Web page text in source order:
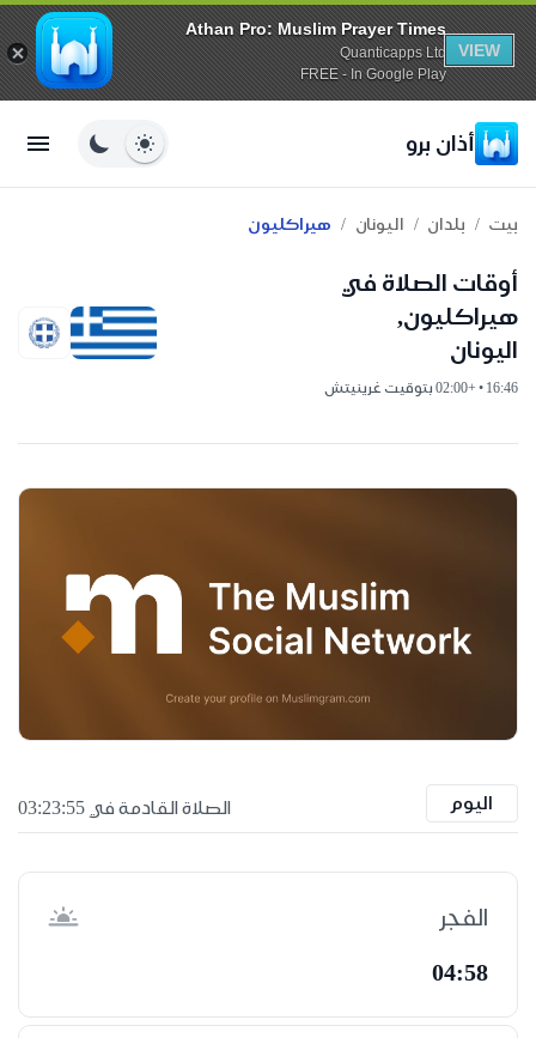
Athan Pro: Muslim Prayer Times
Quanticapps Ltd
FREE - In Google Play
VIEW
أذان برو
بيت / بلدان / اليونان / هيراكليون
أوقات الصلاة في
هيراكليون,
اليونان
16:46 • +02:00 بتوقيت غرينيتش
اليوم الصلاة القادمة في 03:23:55
الفجر
04:58